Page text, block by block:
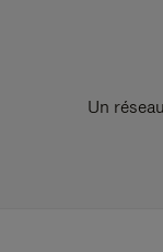
Un